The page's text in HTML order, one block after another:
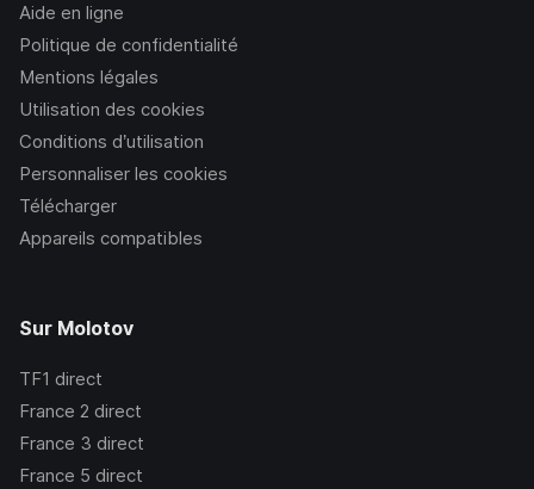
Aide en ligne
Politique de confidentialité
Mentions légales
Utilisation des cookies
Conditions d’utilisation
Personnaliser les cookies
Télécharger
Appareils compatibles
Sur Molotov
TF1 direct
France 2 direct
France 3 direct
France 5 direct